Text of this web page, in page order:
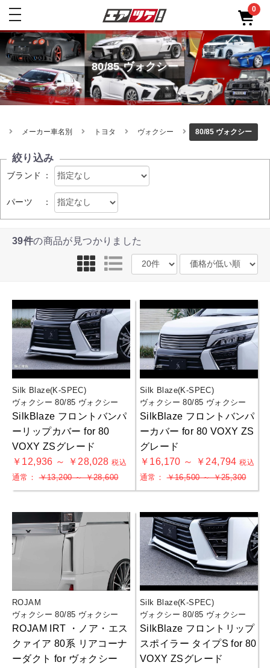
toggle
0
80/85 ヴォクシー
メーカー車名別 トヨタ ヴォクシー 80/85 ヴォクシー
絞り込み
ブランド ：
パーツ ：
39件の商品が見つかりました
Silk Blaze(K-SPEC)
ヴォクシー 80/85 ヴォクシー
SilkBlaze フロントバンパ
ーリップカバー for 80
VOXY ZSグレード
￥12,936 ～ ￥28,028税込
通常：￥13,200 ～ ￥28,600
Silk Blaze(K-SPEC)
ヴォクシー 80/85 ヴォクシー
SilkBlaze フロントバンパ
ーカバー for 80 VOXY ZS
グレード
￥16,170 ～ ￥24,794税込
通常：￥16,500 ～ ￥25,300
ROJAM
ヴォクシー 80/85 ヴォクシー
ROJAM IRT ・ノア・エス
クァイア 80系 リアコーナ
ーダクト for ヴォクシー
Silk Blaze(K-SPEC)
ヴォクシー 80/85 ヴォクシー
SilkBlaze フロントリップ
スポイラー タイプS for 80
VOXY ZSグレード